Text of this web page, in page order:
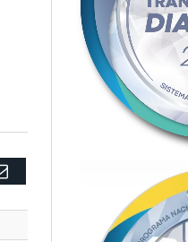
Email